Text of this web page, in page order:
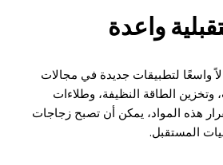
واعدة
واسعًا لتطبيقات جديدة في مجالات
الطاقة النظيفة، وطلاءات
هذه المواد، يمكن أن تصبح زجاجات